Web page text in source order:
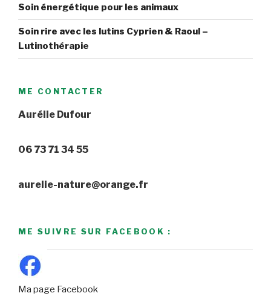
Soin énergétique pour les animaux
Soin rire avec les lutins Cyprien & Raoul –
Lutinothérapie
ME CONTACTER
Aurélie Dufour
06 73 71 34 55
aurelie-nature@orange.fr
ME SUIVRE SUR FACEBOOK :
Ma page Facebook